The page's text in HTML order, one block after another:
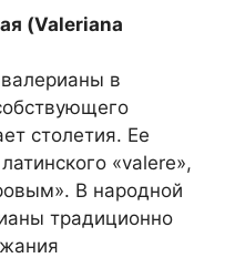
(Valeriana
в
столетия. Ее
«valere»,
В народной
традиционно